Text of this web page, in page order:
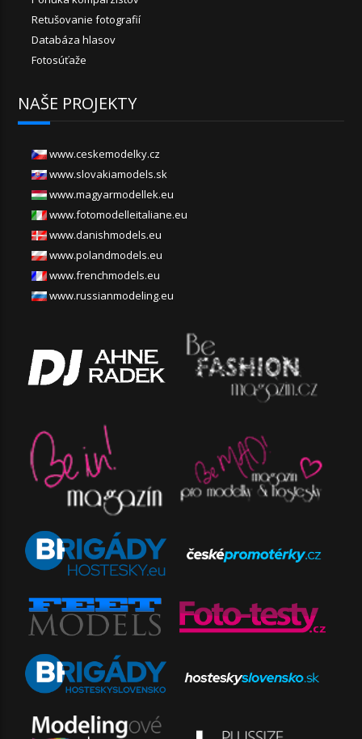
Retušovanie fotografií
Databáza hlasov
Fotosúťaže
NAŠE PROJEKTY
www.ceskemodelky.cz
www.slovakiamodels.sk
www.magyarmodellek.eu
www.fotomodelleitaliane.eu
www.danishmodels.eu
www.polandmodels.eu
www.frenchmodels.eu
www.russianmodeling.eu